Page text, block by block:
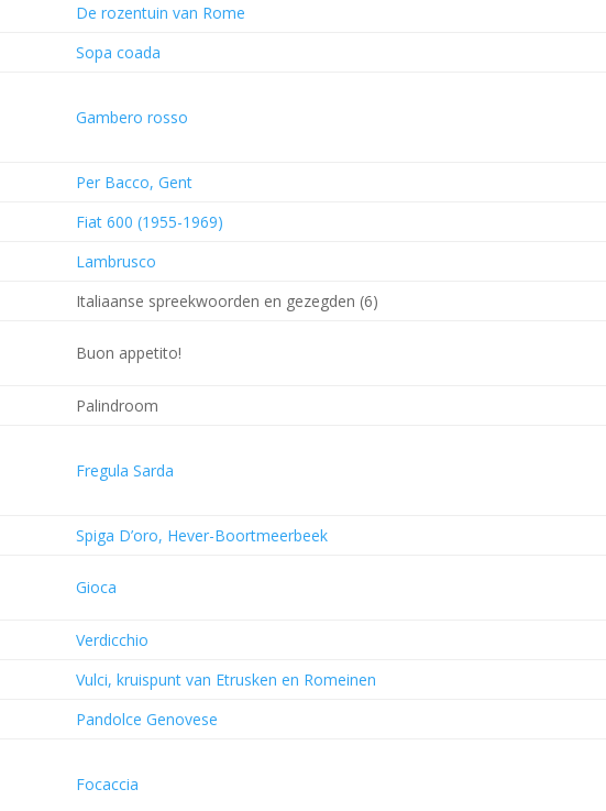
De rozentuin van Rome
Sopa coada
Gambero rosso
Per Bacco, Gent
Fiat 600 (1955-1969)
Lambrusco
Italiaanse spreekwoorden en gezegden (6)
Buon appetito!
Palindroom
Fregula Sarda
Spiga D’oro, Hever-Boortmeerbeek
Gioca
Verdicchio
Vulci, kruispunt van Etrusken en Romeinen
Pandolce Genovese
Focaccia